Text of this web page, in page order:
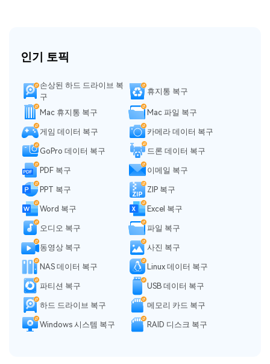
인기 토픽
손상된 하드 드라이브 복
구
휴지통 복구
Mac 휴지통 복구 Mac 파일 복구
게임 데이터 복구 카메라 데이터 복구
GoPro 데이터 복구 드론 데이터 복구
PDF 복구 이메일 복구
PPT 복구 ZIP 복구
Word 복구 Excel 복구
오디오 복구 파일 복구
동영상 복구 사진 복구
NAS 데이터 복구 Linux 데이터 복구
파티션 복구 USB 데이터 복구
하드 드라이브 복구 메모리 카드 복구
Windows 시스템 복구 RAID 디스크 복구